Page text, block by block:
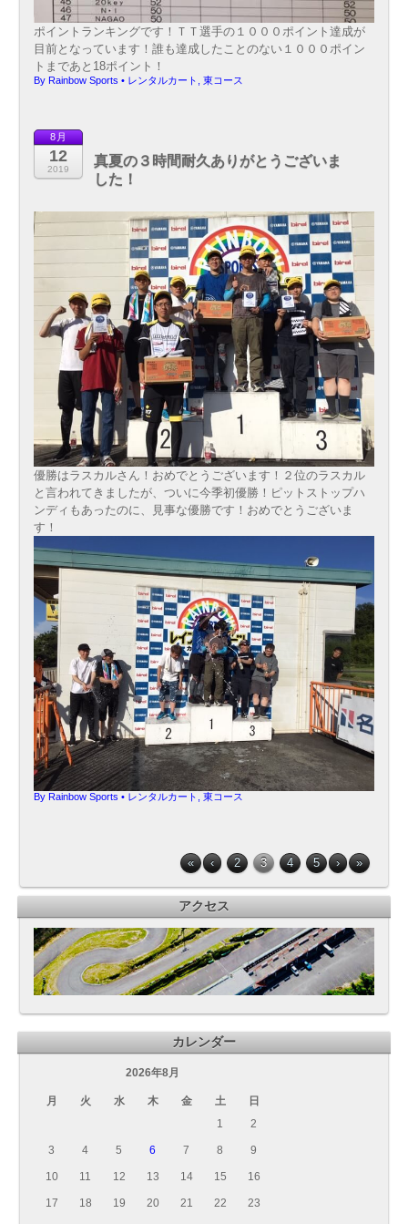
ポイントランキングです！ＴＴ選手の１０００ポイント達成が
目前となっています！誰も達成したことのない１０００ポイン
トまであと18ポイント！
By Rainbow Sports • レンタルカート ,東コース
8月
12
2019
真夏の３時間耐久ありがとうございま
した！
優勝はラスカルさん！おめでとうございます！２位のラスカル
と言われてきましたが、ついに今季初優勝！ピットストップハ
ンディもあったのに、見事な優勝です！おめでとうございま
す！
By Rainbow Sports • レンタルカート ,東コース
« ‹ 2 3 4 5 › »
アクセス
カレンダー
2026年8月
月 火 水 木 金 土
日
1
2
3 4 5 6 7 8 9
10 11 12 13 14 15 16
17 18 19 20 21 22 23